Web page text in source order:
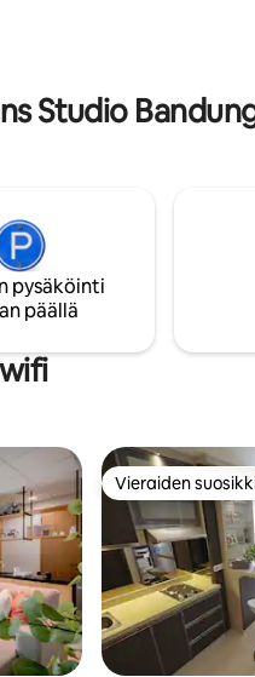
Studio
pysäköinti
päällä
Vieraiden
Vieraiden